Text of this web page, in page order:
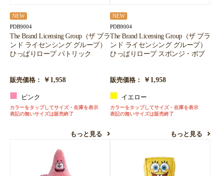
NEW
PDB9004
The Brand Licensing Group（ザ ブラ
ンド ライセンシング グループ）
ひっぱりロープ パトリック
販売価格： ￥1,958
ピンク
カラーをタップしてサイズ・在庫を表示
表記の無いサイズは販売終了
もっと見る
NEW
PDB9004
The Brand Licensing Group（ザ ブラ
ンド ライセンシング グループ）
ひっぱりロープ スポンジ・ボブ
販売価格： ￥1,958
イエロー
カラーをタップしてサイズ・在庫を表示
表記の無いサイズは販売終了
もっと見る